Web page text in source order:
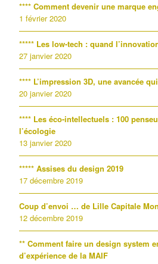
**** Comment devenir une marque
1 février 2020
***** Les low-tech : quand
27 janvier 2020
**** L’impression 3D, une avancée
20 janvier 2020
**** Les éco-intellectuels : 100
l’écologie
13 janvier 2020
***** Assises du design 2019
17 décembre 2019
Coup d’envoi … de Lille Capitale
12 décembre 2019
** Comment faire un design system
d’expérience de la MAIF